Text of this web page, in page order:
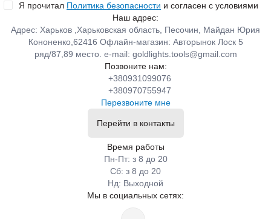
Я прочитал Политика безопасности и согласен с условиями
Наш адрес:
Адрес: Харьков ,Харьковская область, Песочин, Майдан Юрия
Кононенко,62416 Офлайн-магазин: Авторынок Лоск 5
ряд/87,89 место. e-mail: goldlights.tools@gmail.com
Позвоните нам:
+380931099076
+380970755947
Перезвоните мне
Перейти в контакты
Время работы
Пн-Пт: з 8 до 20
Сб: з 8 до 20
Нд: Выходной
Мы в социальных сетях: